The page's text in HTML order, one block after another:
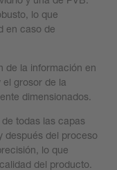
lo que
en caso de
de la información en
el grosor de la
dimensionados.
todas las capas
después del proceso
lo que
del producto.